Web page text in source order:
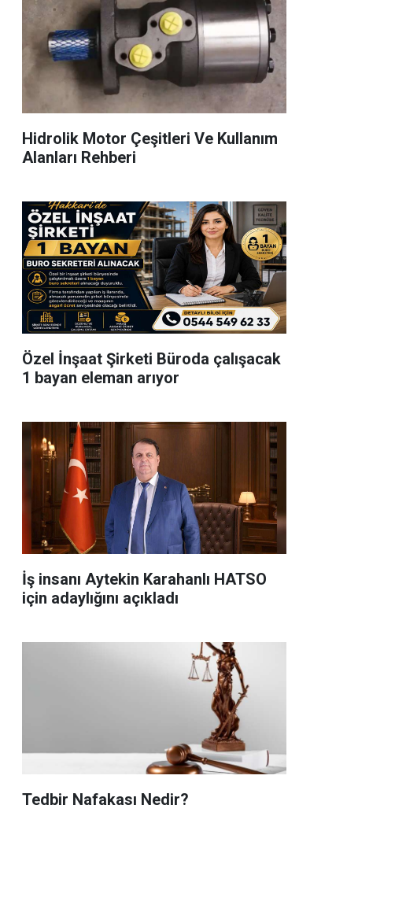
Hidrolik Motor Çeşitleri Ve Kullanım
Alanları Rehberi
Özel İnşaat Şirketi Büroda çalışacak
1 bayan eleman arıyor
İş insanı Aytekin Karahanlı HATSO
için adaylığını açıkladı
Tedbir Nafakası Nedir?